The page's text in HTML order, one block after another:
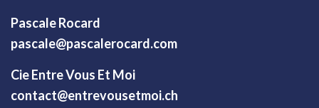
Pascale Rocard
pascale@pascalerocard.com
Cie Entre Vous Et Moi
contact@entrevousetmoi.ch